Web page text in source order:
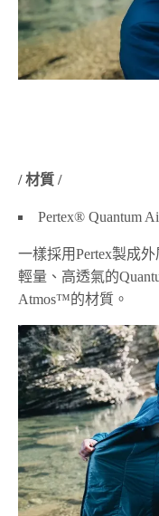
/ 材質 /
Pertex® Quantum
一樣採用Pertex製成
輕量、高透氣的
Atmos™的材質。